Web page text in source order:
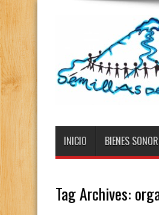
INICIO BIENES
Tag Archives: